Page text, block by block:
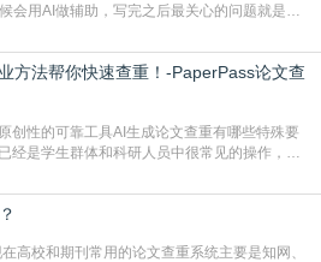
会用AI做辅助，写完之后最关心的问题就是ai
训练依赖海量公开学术文献、网络内容，生成
内容，很容易和已发布的作品撞重复，甚至会
率偏高是
方法帮你快速查重！-PaperPass论文查
创性的可靠工具AI生成论文查重有哪些特殊要
经是学生群体和科研人员中很常见的操作，不
生带有重复风险——训练AI的数据集本身就包
创内容，AI输出内容时很容易无意识拼接出重